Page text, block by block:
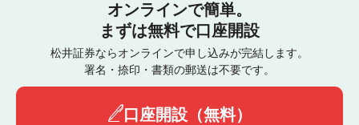
オンラインで簡単。
まずは無料で口座開設
松井証券ならオンラインで申し込みが完結します。
署名・捺印・書類の郵送は不要です。
口座開設（無料）